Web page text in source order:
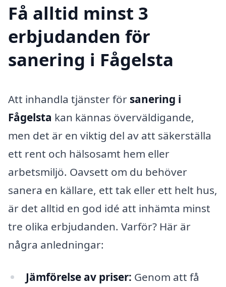
Få alltid minst 3
erbjudanden för
sanering i Fågelsta
Att inhandla tjänster för sanering i
Fågelsta kan kännas överväldigande,
men det är en viktig del av att säkerställa
ett rent och hälsosamt hem eller
arbetsmiljö. Oavsett om du behöver
sanera en källare, ett tak eller ett helt hus,
är det alltid en god idé att inhämta minst
tre olika erbjudanden. Varför? Här är
några anledningar:
Jämförelse av priser: Genom att få